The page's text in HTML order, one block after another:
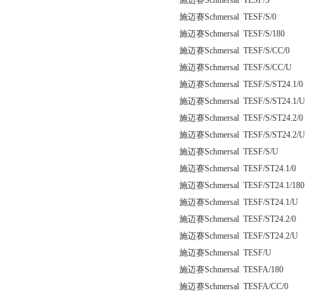
施迈赛Schmersal TESF/S/0
施迈赛Schmersal TESF/S/180
施迈赛Schmersal TESF/S/CC/0
施迈赛Schmersal TESF/S/CC/U
施迈赛Schmersal TESF/S/ST24.1/0
施迈赛Schmersal TESF/S/ST24.1/U
施迈赛Schmersal TESF/S/ST24.2/0
施迈赛Schmersal TESF/S/ST24.2/U
施迈赛Schmersal TESF/S/U
施迈赛Schmersal TESF/ST24.1/0
施迈赛Schmersal TESF/ST24.1/180
施迈赛Schmersal TESF/ST24.1/U
施迈赛Schmersal TESF/ST24.2/0
施迈赛Schmersal TESF/ST24.2/U
施迈赛Schmersal TESF/U
施迈赛Schmersal TESFA/180
施迈赛Schmersal TESFA/CC/0